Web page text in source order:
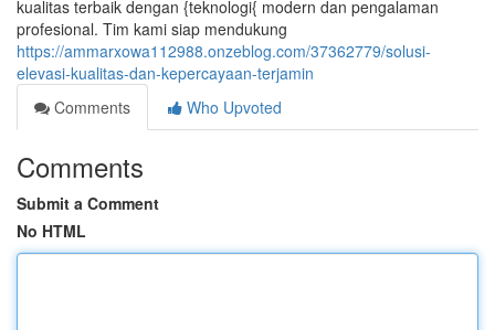
kualitas terbaik dengan {teknologi{ modern dan pengalaman
profesional. Tim kami siap mendukung
https://ammarxowa112988.onzeblog.com/37362779/solusi-
elevasi-kualitas-dan-kepercayaan-terjamin
Comments
Who Upvoted
Comments
Submit a Comment
No HTML